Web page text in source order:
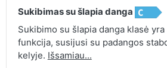
Sukibimas su šlapia danga
Sukibimo su šlapia danga klasė
funkcija, susijusi su padangos
kelyje. Išsamiau...